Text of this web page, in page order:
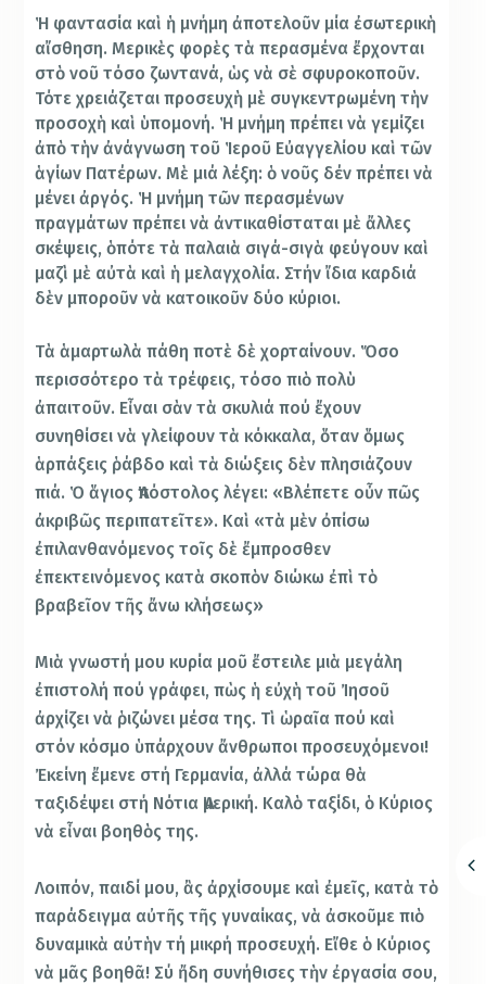
Ἡ φαντασία καὶ ἡ μνήμη ἀποτελοῦν μία ἐσωτερικὴ
αἴσθηση. Μερικὲς φορὲς τὰ περασμένα ἔρχονται
στὸ νοῦ τόσο ζωντανά, ὡς νὰ σὲ σφυροκοποῦν.
Τότε χρειάζεται προσευχὴ μὲ συγκεντρωμένη τὴν
προσοχὴ καὶ ὑπομονή. Ἡ μνήμη πρέπει νὰ γεμίζει
ἀπὸ τὴν ἀνάγνωση τοῦ Ἱεροῦ Εὐαγγελίου καὶ τῶν
ἁγίων Πατέρων. Μὲ μιά λέξη: ὁ νοῦς δέν πρέπει νὰ
μένει ἀργός. Ἡ μνήμη τῶν περασμένων
πραγμάτων πρέπει νὰ ἀντικαθίσταται μὲ ἄλλες
σκέψεις, ὁπότε τὰ παλαιὰ σιγά-σιγὰ φεύγουν καὶ
μαζὶ μὲ αὐτὰ καὶ ἡ μελαγχολία. Στήν ἴδια καρδιά
δὲν μποροῦν νὰ κατοικοῦν δύο κύριοι.
Τὰ ἁμαρτωλὰ πάθη ποτὲ δὲ χορταίνουν. Ὅσο
περισσότερο τὰ τρέφεις, τόσο πιὸ πολὺ
ἀπαιτοῦν. Εἶναι σὰν τὰ σκυλιά πού ἔχουν
συνηθίσει νὰ γλείφουν τὰ κόκκαλα, ὅταν ὅμως
ἁρπάξεις ῥάβδο καὶ τὰ διώξεις δὲν πλησιάζουν
πιά. Ὁ ἅγιος Ἀπόστολος λέγει: «Βλέπετε οὖν πῶς
ἀκριβῶς περιπατεῖτε». Καὶ «τὰ μὲν ὀπίσω
ἐπιλανθανόμενος τοῖς δὲ ἔμπροσθεν
ἐπεκτεινόμενος κατὰ σκοπὸν διώκω ἐπὶ τὸ
βραβεῖον τῆς ἄνω κλήσεως»
Μιὰ γνωστή μου κυρία μοῦ ἔστειλε μιὰ μεγάλη
ἐπιστολή πού γράφει, πὼς ἡ εὐχὴ τοῦ Ἰησοῦ
ἀρχίζει νὰ ῥιζώνει μέσα της. Τὶ ὡραῖα πού καὶ
στόν κόσμο ὑπάρχουν ἄνθρωποι προσευχόμενοι!
Ἐκείνη ἔμενε στή Γερμανία, ἀλλά τώρα θὰ
ταξιδέψει στή Νότια Ἀμερική. Καλὸ ταξίδι, ὁ Κύριος
νὰ εἶναι βοηθὸς της.
Λοιπόν, παιδί μου, ἂς ἀρχίσουμε καὶ ἐμεῖς, κατὰ τὸ
παράδειγμα αὐτῆς τῆς γυναίκας, νὰ ἀσκοῦμε πιὸ
δυναμικὰ αὐτὴν τή μικρή προσευχή. Εἴθε ὁ Κύριος
νὰ μᾶς βοηθᾶ! Σύ ἤδη συνήθισες τὴν ἐργασία σου,